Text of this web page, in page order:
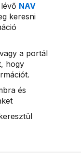
NAV
keresni
a portál
hogy
és